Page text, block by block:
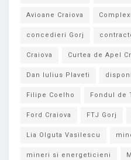
Avioane Craiova
concedieri Gorj
Craiova Curtea de Apel
Dan Iulius Plaveti
Filipe Coelho Fondul de
Ford Craiova FTJ Gorj
Lia Olguta Vasilescu
mineri si energeticieni